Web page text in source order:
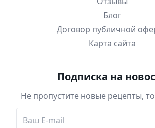
Блог
Договор публичной
Карта сайта
Подписка на
Не пропустите новые рецепты,